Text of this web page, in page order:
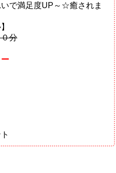
で満足度UP～☆癒されま
分